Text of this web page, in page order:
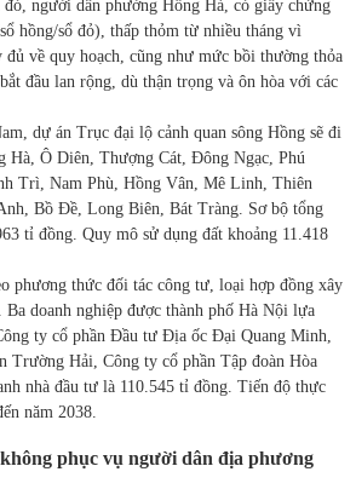
người dân phường Hồng Hà, có giấy chứng
hồng/sổ đỏ), thấp thỏm từ nhiều tháng vì
về quy hoạch, cũng như mức bồi thường thỏa
đầu lan rộng, dù thận trọng và ôn hòa với các
dự án Trục đại lộ cảnh quan sông Hồng sẽ đi
Hà, Ô Diên, Thượng Cát, Đông Ngạc, Phú
Trì, Nam Phù, Hồng Vân, Mê Linh, Thiên
Bồ Đề, Long Biên, Bát Tràng. Sơ bộ tổng
tỉ đồng. Quy mô sử dụng đất khoảng 11.418
phương thức đối tác công tư, loại hợp đồng xây
doanh nghiệp được thành phố Hà Nội lựa
ty cổ phần Đầu tư Địa ốc Đại Quang Minh,
Trường Hải, Công ty cổ phần Tập đoàn Hòa
nhà đầu tư là 110.545 tỉ đồng. Tiến độ thực
năm 2038.
phục vụ người dân địa phương